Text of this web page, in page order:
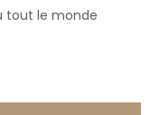
tout le monde